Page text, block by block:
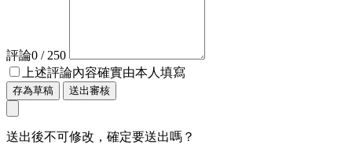
評論0 / 250
上述評論內容確實由本人填寫
存為草稿 送出審核
送出後不可修改，確定要送出嗎？